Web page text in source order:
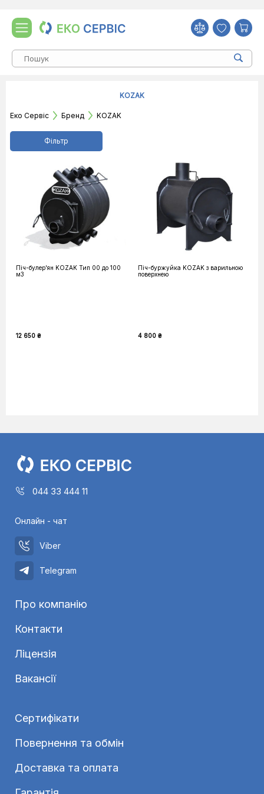
KOZAK
Еко Сервіс Бренд KOZAK
Фільтр
Піч-булер'ян KOZAK Тип 00 до 100
м3
12 650 ₴
Піч-буржуйка KOZAK з варильною
поверхнею
4 800 ₴
044 33 444 11
Онлайн - чат
Viber
Telegram
Про компанію
Контакти
Ліцензія
Вакансії
Сертифікати
Повернення та обмін
Доставка та оплата